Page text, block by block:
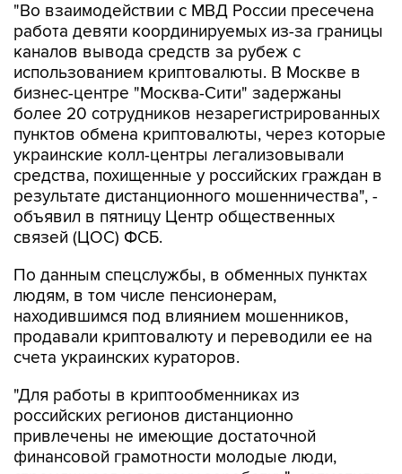
"Во взаимодействии с МВД России пресечена
работа девяти координируемых из-за границы
каналов вывода средств за рубеж с
использованием криптовалюты. В Москве в
бизнес-центре "Москва-Сити" задержаны
более 20 сотрудников незарегистрированных
пунктов обмена криптовалюты, через которые
украинские колл-центры легализовывали
средства, похищенные у российских граждан в
результате дистанционного мошенничества", -
объявил в пятницу Центр общественных
связей (ЦОС) ФСБ.
По данным спецслужбы, в обменных пунктах
людям, в том числе пенсионерам,
находившимся под влиянием мошенников,
продавали криптовалюту и переводили ее на
счета украинских кураторов.
"Для работы в криптообменниках из
российских регионов дистанционно
привлечены не имеющие достаточной
финансовой грамотности молодые люди,